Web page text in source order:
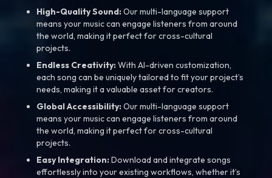
High-Quality Sound:Our multi-language support
means your music can engage listeners from around
the world, making it perfect for cross-cultural
projects.
Endless Creativity:With AI-driven customization,
each song can be uniquely tailored to fit your project’s
needs, making it a valuable asset for creators.
Global Accessibility:Our multi-language support
means your music can engage listeners from around
the world, making it perfect for cross-cultural
projects.
Easy Integration:Download and integrate songs
effortlessly into your existing workflows, whether it’s